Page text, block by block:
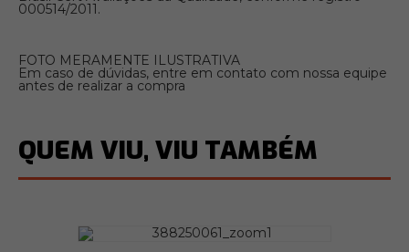
000514/2011.
FOTO MERAMENTE ILUSTRATIVA
Em caso de dúvidas, entre em contato com nossa equipe
antes de realizar a compra
QUEM VIU, VIU TAMBÉM